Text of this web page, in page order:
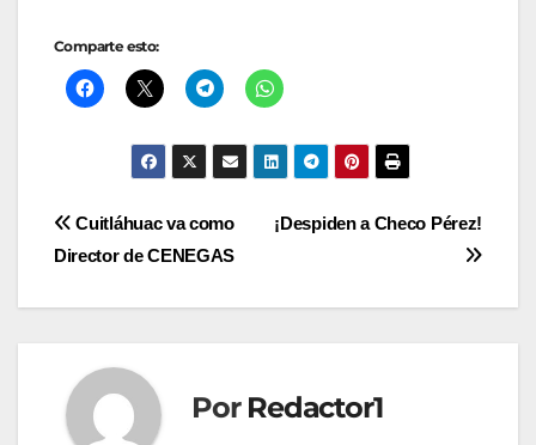
Comparte esto:
Navegación
¡Despiden a Checo Pérez!
Cuitláhuac va como
Director de CENEGAS
Por Redactor1